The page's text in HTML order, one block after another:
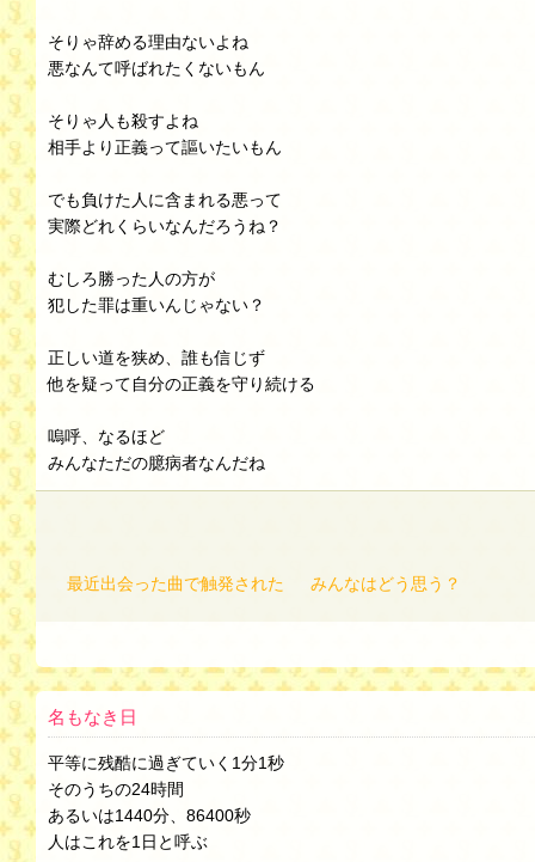
そりゃ辞める理由ないよね
悪なんて呼ばれたくないもん
そりゃ人も殺すよね
相手より正義って謳いたいもん
でも負けた人に含まれる悪って
実際どれくらいなんだろうね？
むしろ勝った人の方が
犯した罪は重いんじゃない？
正しい道を狭め、誰も信じず
他を疑って自分の正義を守り続ける
嗚呼、なるほど
みんなただの臆病者なんだね
最近出会った曲で触発された みんなはどう思う？
名もなき日
平等に残酷に過ぎていく1分1秒
そのうちの24時間
あるいは1440分、86400秒
人はこれを1日と呼ぶ